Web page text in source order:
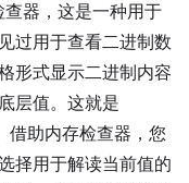
器，这是一种用于
过用于查看二进制数
形式显示二进制内容
层值。这就是
借助内存检查器，您
择用于解读当前值的